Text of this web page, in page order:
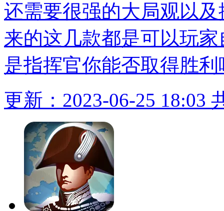
还需要很强的大局观以
来的这几款都是可以玩
是指挥官你能否取得胜利
更新：2023-06-25 18:03